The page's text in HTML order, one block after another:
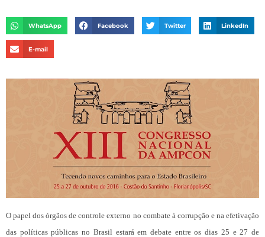
WhatsApp Facebook Twitter LinkedIn
E-mail
O papel dos órgãos de controle externo no combate à corrupção e na efetivação
das políticas públicas no Brasil estará em debate entre os dias 25 e 27 de